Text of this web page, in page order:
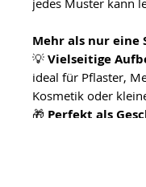
jedes Muster kann
Mehr als nur eine
💡 Vielseitige
ideal für Pflaster,
Kosmetik oder
🎁 Perfekt als